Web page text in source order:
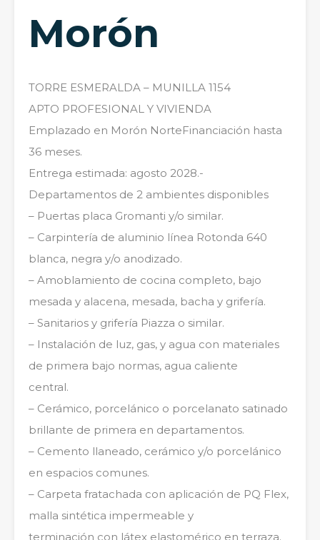
Morón
TORRE ESMERALDA – MUNILLA 1154
APTO PROFESIONAL Y VIVIENDA
Emplazado en Morón NorteFinanciación hasta
36 meses.
Entrega estimada: agosto 2028.-
Departamentos de 2 ambientes disponibles
– Puertas placa Gromanti y/o similar.
– Carpintería de aluminio línea Rotonda 640
blanca, negra y/o anodizado.
– Amoblamiento de cocina completo, bajo
mesada y alacena, mesada, bacha y grifería.
– Sanitarios y grifería Piazza o similar.
– Instalación de luz, gas, y agua con materiales
de primera bajo normas, agua caliente
central.
– Cerámico, porcelánico o porcelanato satinado
brillante de primera en departamentos.
– Cemento llaneado, cerámico y/o porcelánico
en espacios comunes.
– Carpeta fratachada con aplicación de PQ Flex,
malla sintética impermeable y
terminación con látex elastomérico en terraza.